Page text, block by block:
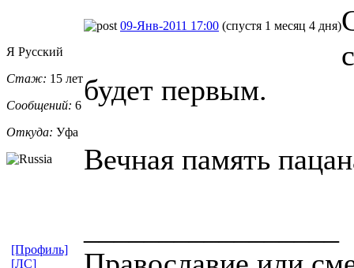
Я Русский
Стаж: 15 лет
Сообщений: 6
Откуда: Уфа
09-Янв-2011 17:00 (спустя 1 месяц 4 дня)
будет первым.
Вечная память
[Профиль]
[ЛС]